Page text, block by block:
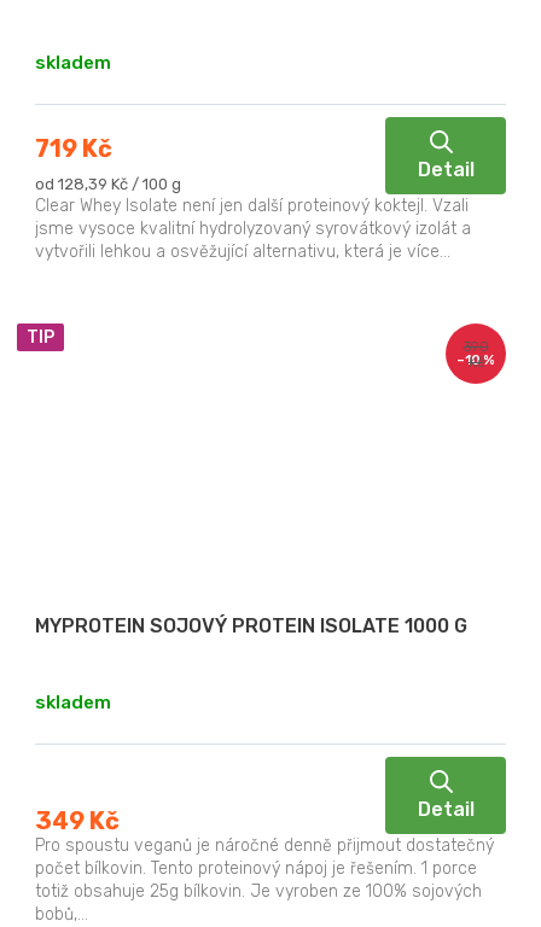
skladem
719 Kč
Měrná
cena:
od 128,39 Kč / 100 g
Detail
Clear Whey Isolate není jen další proteinový koktejl. Vzali
jsme vysoce kvalitní hydrolyzovaný syrovátkový izolát a
vytvořili lehkou a osvěžující alternativu, která je více...
TIP
390
Kč
–10 %
MYPROTEIN SOJOVÝ PROTEIN ISOLATE 1000 G
skladem
349 Kč Detail
Pro spoustu veganů je náročné denně přijmout dostatečný
počet bílkovin. Tento proteinový nápoj je řešením. 1 porce
totiž obsahuje 25g bílkovin. Je vyroben ze 100% sojových
bobů,...